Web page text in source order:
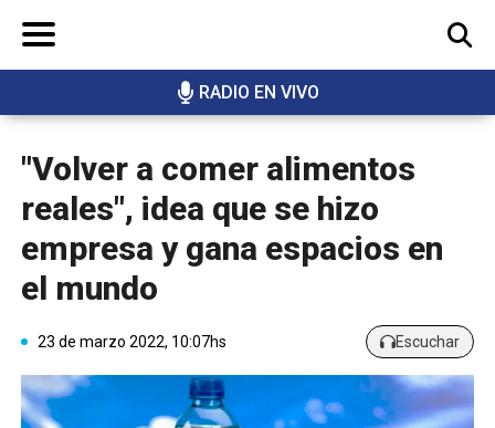
RADIO EN VIVO
BUSCAR
"Volver a comer alimentos
reales", idea que se hizo
empresa y gana espacios en
el mundo
23 de marzo 2022, 10:07hs Escuchar